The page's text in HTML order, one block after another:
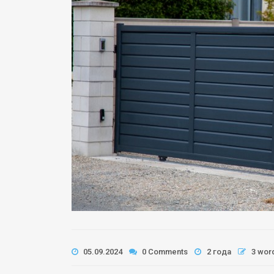
05.09.2024 0 Comments 2 года 3